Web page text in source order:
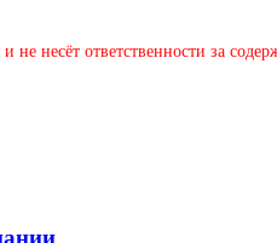
не несёт ответственности за